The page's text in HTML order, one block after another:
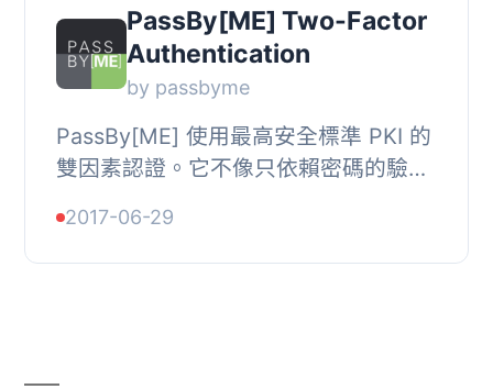
PassBy[ME] Two-Factor
Authentication
by passbyme
PassBy[ME] 使用最高安全標準 PKI 的
雙因素認證。它不像只依賴密碼的驗證
PassBy[ME] 提供的第二個驗證服務，
為您的 WordPress ...
2017-06-29